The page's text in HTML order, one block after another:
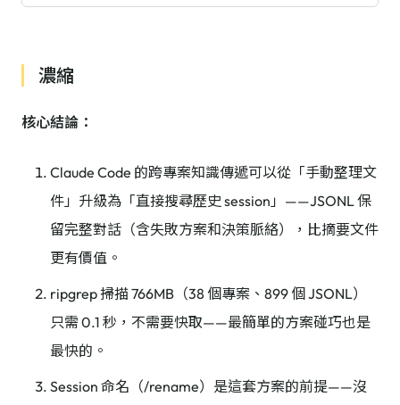
濃縮
核心結論：
Claude Code 的跨專案知識傳遞可以從「手動整理文
件」升級為「直接搜尋歷史 session」——JSONL 保
留完整對話（含失敗方案和決策脈絡），比摘要文件
更有價值。
ripgrep 掃描 766MB（38 個專案、899 個 JSONL）
只需 0.1 秒，不需要快取——最簡單的方案碰巧也是
最快的。
Session 命名（/rename）是這套方案的前提——沒